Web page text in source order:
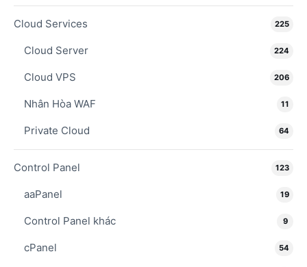
Cloud Services 225
Cloud Server 224
Cloud VPS 206
Nhân Hòa WAF 11
Private Cloud 64
Control Panel 123
aaPanel 19
Control Panel khác 9
cPanel 54